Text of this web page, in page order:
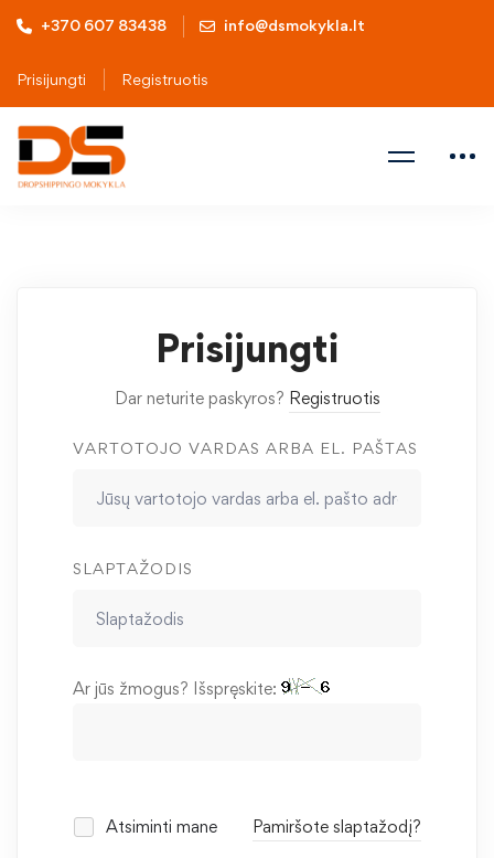
+370 607 83438 info@dsmokykla.lt
Prisijungti Registruotis
Prisijungti
Dar neturite paskyros? Registruotis
VARTOTOJO VARDAS ARBA EL. PAŠTAS
SLAPTAŽODIS
Ar jūs žmogus? Išspręskite:
Atsiminti mane Pamiršote slaptažodį?